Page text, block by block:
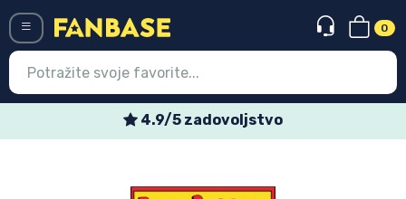
0
4.9/5 zadovoljstvo